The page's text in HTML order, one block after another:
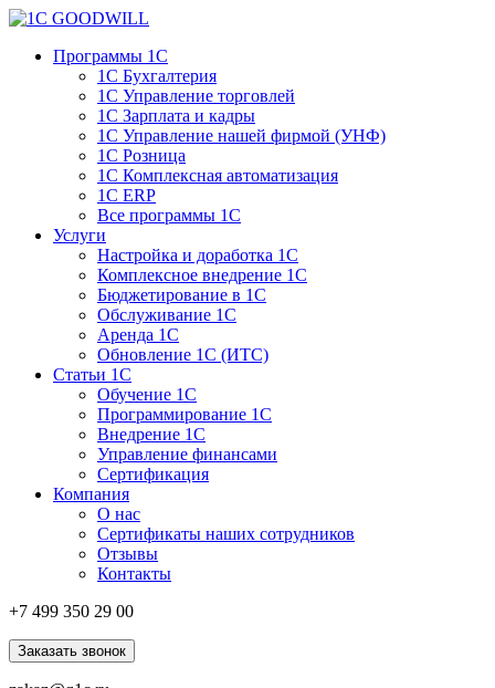
Программы 1С
1С Бухгалтерия
1С Управление торговлей
1С Зарплата и кадры
1С Управление нашей фирмой (УНФ)
1С Розница
1С Комплексная автоматизация
1С ERP
Все программы 1С
Услуги
Настройка и доработка 1С
Комплексное внедрение 1С
Бюджетирование в 1С
Обслуживание 1С
Аренда 1С
Обновление 1С (ИТС)
Статьи 1С
Обучение 1С
Программирование 1С
Внедрение 1С
Управление финансами
Сертификация
Компания
О нас
Сертификаты наших сотрудников
Отзывы
Контакты
+7 499 350 29 00
Заказать звонок